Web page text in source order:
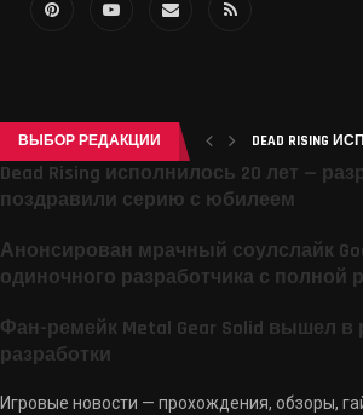
ВЫБОР РЕДАКЦИИ DEAD
Dead Rising исполнилось 20 лет —
поздравили серию с юбилеем
Анонсирован мрачный соулслайк
одиночного разработчика с полной
Фан-ремейк Metal Gear Solid вышел в
разработки
Игровые новости — прохождения, обзоры,